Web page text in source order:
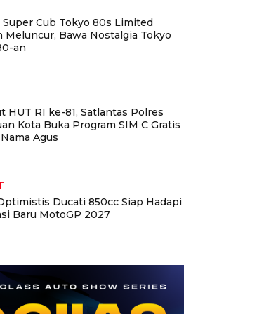
Super Cub Tokyo 80s Limited
Meluncur, Bawa Nostalgia Tokyo
an
HUT RI ke-81, Satlantas Polres
Kota Buka Program SIM C Gratis
Agus
Ducati 850cc Siap Hadapi
Baru MotoGP 2027